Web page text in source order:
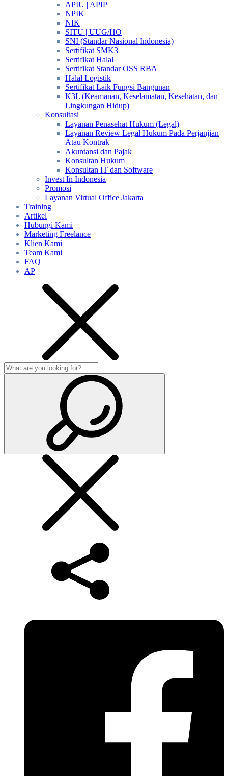
APIU | APIP
NPIK
NIK
SITU | UUG/HO
SNI (Standar Nasional Indonesia)
Sertifikat SMK3
Sertifikat Halal
Sertifikat Standar OSS RBA
Halal Logistik
Sertifikat Laik Fungsi Bangunan
K3L (Keamanan, Keselamatan, Kesehatan, dan
Lingkungan Hidup)
Konsultasi
Layanan Penasehat Hukum (Legal)
Layanan Review Legal Hukum Pada Perjanjian
Atau Kontrak
Akuntansi dan Pajak
Konsultan Hukum
Konsultan IT dan Software
Invest In Indonesia
Promosi
Layanan Virtual Office Jakarta
Training
Artikel
Hubungi Kami
Marketing Freelance
Klien Kami
Team Kami
FAQ
AP